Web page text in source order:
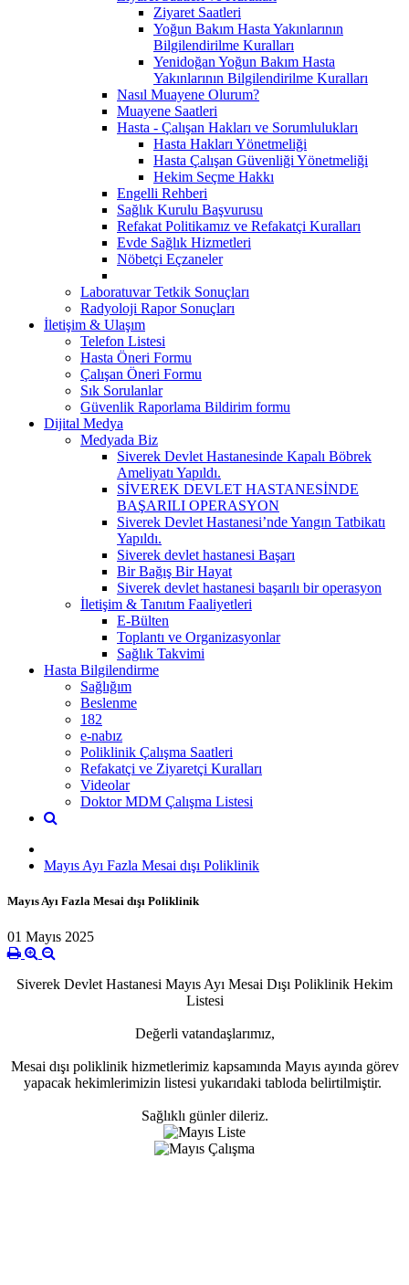
Ziyaret Saatleri
Yoğun Bakım Hasta Yakınlarının
Bilgilendirilme Kuralları
Yenidoğan Yoğun Bakım Hasta
Yakınlarının Bilgilendirilme Kuralları
Nasıl Muayene Olurum?
Muayene Saatleri
Hasta - Çalışan Hakları ve Sorumlulukları
Hasta Hakları Yönetmeliği
Hasta Çalışan Güvenliği Yönetmeliği
Hekim Seçme Hakkı
Engelli Rehberi
Sağlık Kurulu Başvurusu
Refakat Politikamız ve Refakatçi Kuralları
Evde Sağlık Hizmetleri
Nöbetçi Eçzaneler
Laboratuvar Tetkik Sonuçları
Radyoloji Rapor Sonuçları
İletişim & Ulaşım
Telefon Listesi
Hasta Öneri Formu
Çalışan Öneri Formu
Sık Sorulanlar
Güvenlik Raporlama Bildirim formu
Dijital Medya
Medyada Biz
Siverek Devlet Hastanesinde Kapalı Böbrek
Ameliyatı Yapıldı.
SİVEREK DEVLET HASTANESİNDE
BAŞARILI OPERASYON
Siverek Devlet Hastanesi’nde Yangın Tatbikatı
Yapıldı.
Siverek devlet hastanesi Başarı
Bir Bağış Bir Hayat
Siverek devlet hastanesi başarılı bir operasyon
İletişim & Tanıtım Faaliyetleri
E-Bülten
Toplantı ve Organizasyonlar
Sağlık Takvimi
Hasta Bilgilendirme
Sağlığım
Beslenme
182
e-nabız
Poliklinik Çalışma Saatleri
Refakatçi ve Ziyaretçi Kuralları
Videolar
Doktor MDM Çalışma Listesi
Mayıs Ayı Fazla Mesai dışı Poliklinik
Mayıs Ayı Fazla Mesai dışı Poliklinik
01 Mayıs 2025
Siverek Devlet Hastanesi Mayıs Ayı Mesai Dışı Poliklinik Hekim
Listesi
Değerli vatandaşlarımız,
Mesai dışı poliklinik hizmetlerimiz kapsamında Mayıs ayında görev
yapacak hekimlerimizin listesi yukarıdaki tabloda belirtilmiştir.
Sağlıklı günler dileriz.